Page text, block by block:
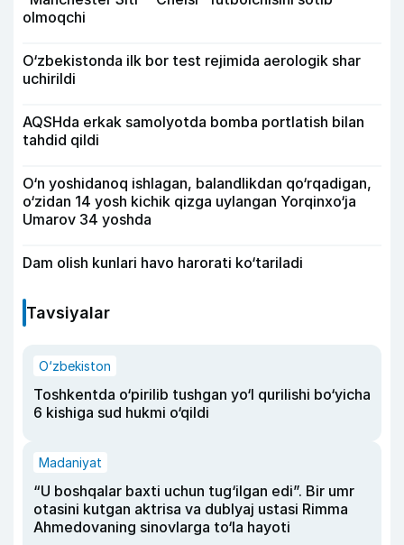
olmoqchi
O‘zbekistonda ilk bor test rejimida aerologik shar
uchirildi
AQSHda erkak samolyotda bomba portlatish bilan
tahdid qildi
O‘n yoshidanoq ishlagan, balandlikdan qo‘rqadigan,
o‘zidan 14 yosh kichik qizga uylangan Yorqinxo‘ja
Umarov 34 yoshda
Dam olish kunlari havo harorati ko‘tariladi
Tavsiyalar
O‘zbekiston
Toshkentda o‘pirilib tushgan yo‘l qurilishi bo‘yicha
6 kishiga sud hukmi o‘qildi
Madaniyat
“U boshqalar baxti uchun tug‘ilgan edi”. Bir umr
otasini kutgan aktrisa va dublyaj ustasi Rimma
Ahmedovaning sinovlarga to‘la hayoti